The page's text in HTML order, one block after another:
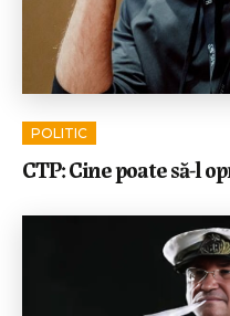
POLITIC
CTP: Cine poate să-l